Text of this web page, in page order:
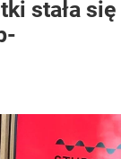
stała się